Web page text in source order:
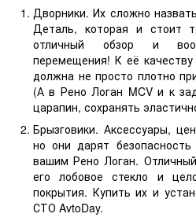
Дворники. Их сложно
Деталь, которая и стоит
отличный обзор и
перемещения! К её
должна не просто плотно
(А в Рено Логан MCV и к
царапин, сохранять
Брызговики. Аксессуары,
но они дарят
вашим Рено Логан.
его лобовое стекло и
покрытия. Купить их и
СТО AvtoDay.